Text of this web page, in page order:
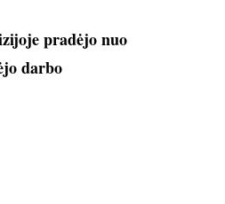
pradėjo nuo
darbo